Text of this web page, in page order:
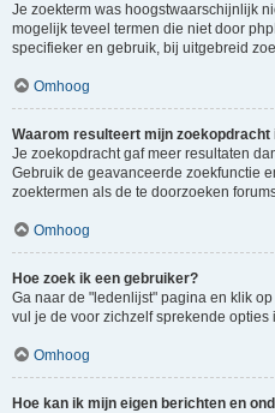
Je zoekterm was hoogstwaarschijnlijk
mogelijk teveel termen die niet door
specifieker en gebruik, bij uitgebreid
Omhoog
Waarom resulteert mijn zoekopdracht
Je zoekopdracht gaf meer resultaten
Gebruik de geavanceerde zoekfunctie
zoektermen als de te doorzoeken
Omhoog
Hoe zoek ik een gebruiker?
Ga naar de "ledenlijst" pagina en klik
vul je de voor zichzelf sprekende opties
Omhoog
Hoe kan ik mijn eigen berichten en